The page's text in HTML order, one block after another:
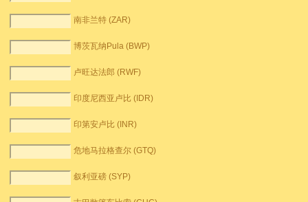
南非兰特 (ZAR)
博茨瓦纳Pula (BWP)
卢旺达法郎 (RWF)
印度尼西亚卢比 (IDR)
印第安卢比 (INR)
危地马拉格查尔 (GTQ)
叙利亚磅 (SYP)